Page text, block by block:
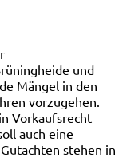
und
Mängel in den
vorzugehen.
Vorkaufsrecht
auch eine
stehen in